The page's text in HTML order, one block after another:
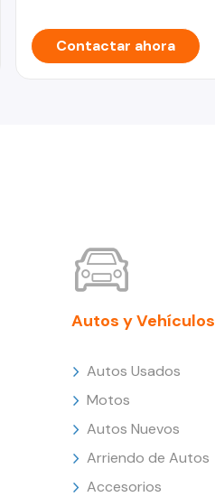
Contactar ahora
Autos y Vehículos
Autos Usados
Motos
Autos Nuevos
Arriendo de Autos
Accesorios